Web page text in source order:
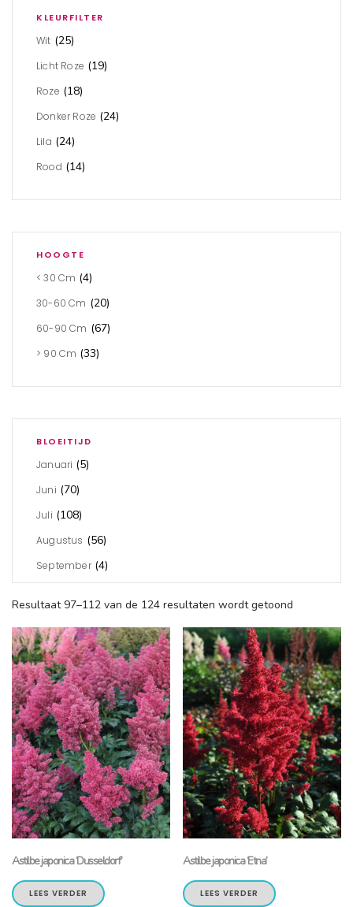
KLEURFILTER
Wit (25)
Licht Roze (19)
Roze (18)
Donker Roze (24)
Lila (24)
Rood (14)
HOOGTE
< 30 Cm (4)
30-60 Cm (20)
60-90 Cm (67)
> 90 Cm (33)
BLOEITIJD
Januari (5)
Juni (70)
Juli (108)
Augustus (56)
September (4)
Resultaat 97–112 van de 124 resultaten wordt getoond
Astilbe japonica ‘Dusseldorf’
LEES VERDER
Astilbe japonica ‘Etna’
LEES VERDER